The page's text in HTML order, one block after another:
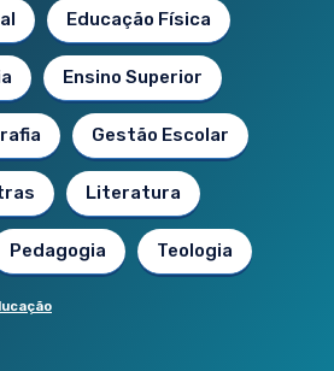
Educação Física
Ensino Superior
Gestão Escolar
Literatura
Pedagogia Teologia